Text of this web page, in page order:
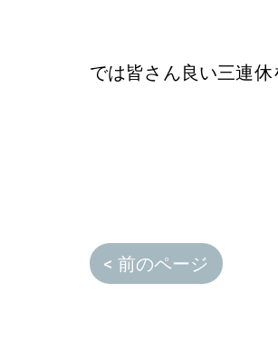
では皆さん良い三連
< 前のページ